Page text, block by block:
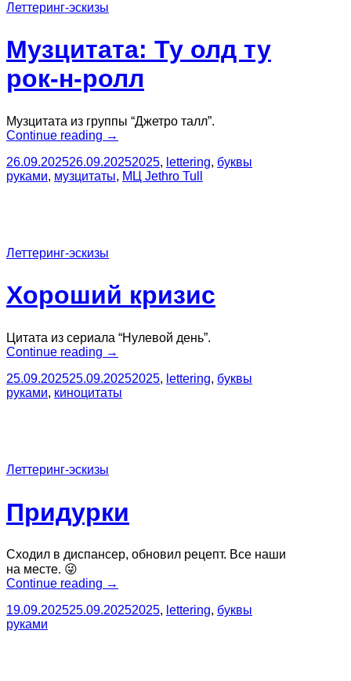
Леттеринг-эскизы
Музцитата: Ту олд ту
рок-н-ролл
Музцитата из группы “Джетро талл”.
Continue reading “Музцитата:
олд
ту
→
26.09.202526.09.20252025, lettering, буквы
руками, музцитаты, МЦ Jethro Tull
Леттеринг-эскизы
Хороший кризис
Цитата из сериала “Нулевой день”.
Continue reading “Хороший
→
25.09.202525.09.20252025, lettering, буквы
руками, киноцитаты
Леттеринг-эскизы
Придурки
Сходил в диспансер, обновил рецепт. Все наши
на месте. 😜
Continue reading “Придурки”
→
19.09.202525.09.20252025, lettering, буквы
руками